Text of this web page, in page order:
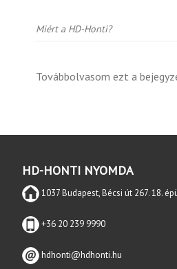
Miért a HD-Honti?
Továbbolvasom ezt a
HD-HONTI NYOMDA
1037 Budapest, Bécsi út 267. 18.
+36 20 239 9990
hdhonti@hdhonti.hu